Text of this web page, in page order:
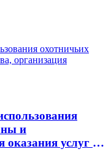
и
оказания услуг в